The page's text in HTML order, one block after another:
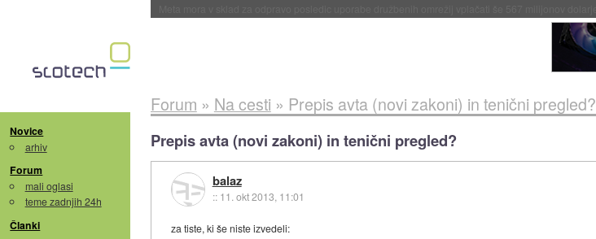
Novice
arhiv
Forum
mali oglasi
teme zadnjih 24h
Članki
Forum » Na cesti » Prepis avta (novi zakoni) in tenični pregled?
Prepis avta (novi zakoni) in tenični pregled?
balaz
:: 11. okt 2013, 11:01
za tiste, ki še niste izvedeli: